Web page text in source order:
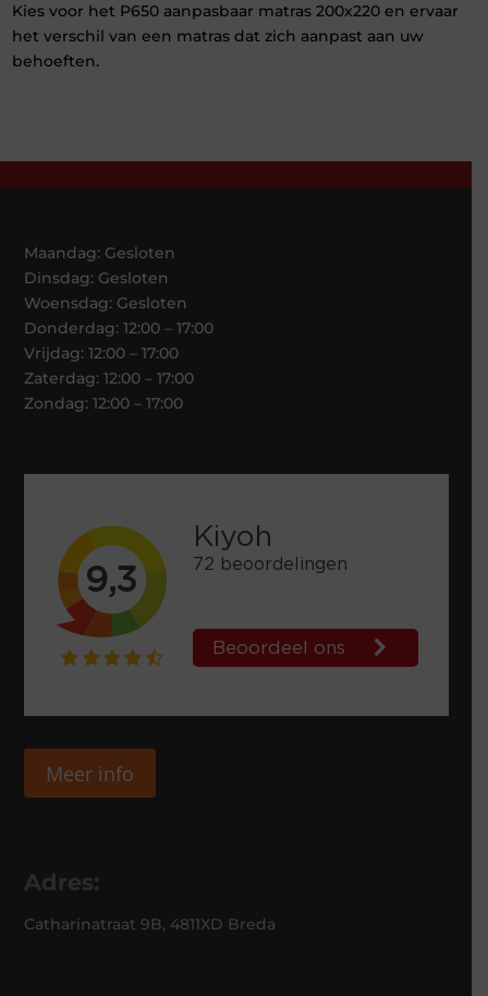
Kies voor het P650 aanpasbaar matras 200x220 en ervaar
het verschil van een matras dat zich aanpast aan uw
behoeften.
Maandag: Gesloten
Dinsdag: Gesloten
Woensdag: Gesloten
Donderdag: 12:00 – 17:00
Vrijdag: 12:00 – 17:00
Zaterdag: 12:00 – 17:00
Zondag: 12:00 – 17:00
Meer info
Adres:
Catharinatraat 9B, 4811XD Breda